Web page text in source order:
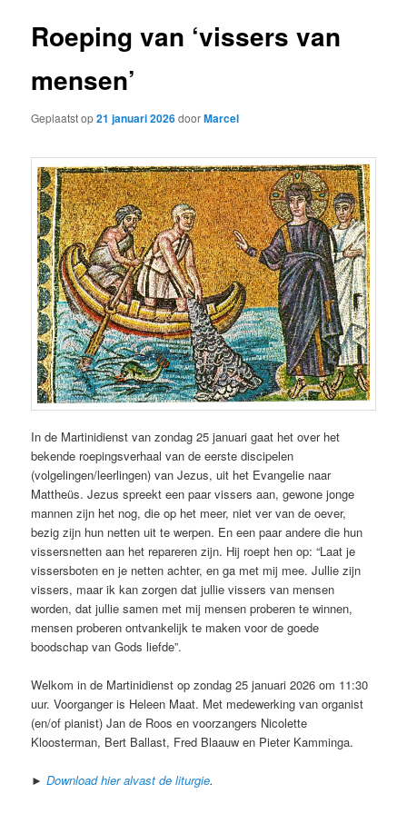
Roeping van ‘vissers van
mensen’
Geplaatst op21 januari 2026doorMarcel
In de Martinidienst van zondag 25 januari gaat het over het
bekende roepingsverhaal van de eerste discipelen
(volgelingen/leerlingen) van Jezus, uit het Evangelie naar
Mattheüs. Jezus spreekt een paar vissers aan, gewone jonge
mannen zijn het nog, die op het meer, niet ver van de oever,
bezig zijn hun netten uit te werpen. En een paar andere die hun
vissersnetten aan het repareren zijn. Hij roept hen op: “Laat je
vissersboten en je netten achter, en ga met mij mee. Jullie zijn
vissers, maar ik kan zorgen dat jullie vissers van mensen
worden, dat jullie samen met mij mensen proberen te winnen,
mensen proberen ontvankelijk te maken voor de goede
boodschap van Gods liefde”.
Welkom in de Martinidienst op zondag 25 januari 2026 om 11:30
uur. Voorganger is Heleen Maat. Met medewerking van organist
(en/of pianist) Jan de Roos en voorzangers Nicolette
Kloosterman, Bert Ballast, Fred Blaauw en Pieter Kamminga.
►Download hier alvast de liturgie.